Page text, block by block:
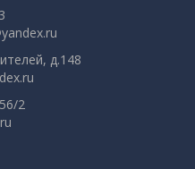
д.148
2